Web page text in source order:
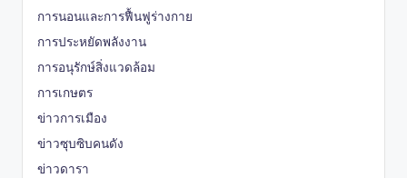
การนอนและการฟื้นฟูร่างกาย
การประหยัดพลังงาน
การอนุรักษ์สิ่งแวดล้อม
การเกษตร
ข่าวการเมือง
ข่าวซุบซิบคนดัง
ข่าวดารา